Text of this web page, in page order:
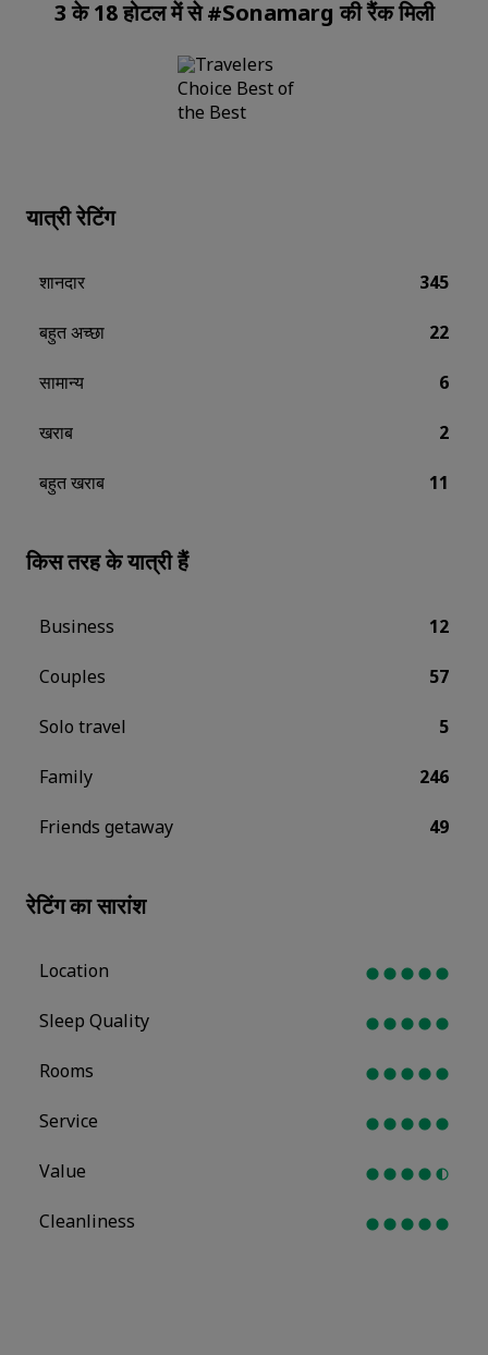
3 के 18 होटल में से #Sonamarg की रैंक मिली
यात्री रेटिंग
शानदार 345
बहुत अच्छा 22
सामान्य 6
खराब 2
बहुत खराब 11
किस तरह के यात्री हैं
Business 12
Couples 57
Solo travel 5
Family 246
Friends getaway 49
रेटिंग का सारांश
Location
Sleep Quality
Rooms
Service
Value
Cleanliness